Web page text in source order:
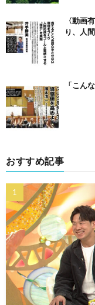
〈動画
り、人
「こん
おすすめ記事